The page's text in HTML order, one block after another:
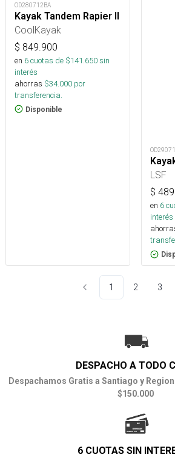
OD280712BA
Kayak Tandem Rapier II
CoolKayak
$ 849.900
en 6cuotas de $141.650sin
interés
ahorras $34.000 por
transferencia.
Disponible
LSF
$
en 6
interés
1 2 3
DESPACHO A TODO
Despachamos Gratis a Santiago y
$150.000
6 CUOTAS SIN